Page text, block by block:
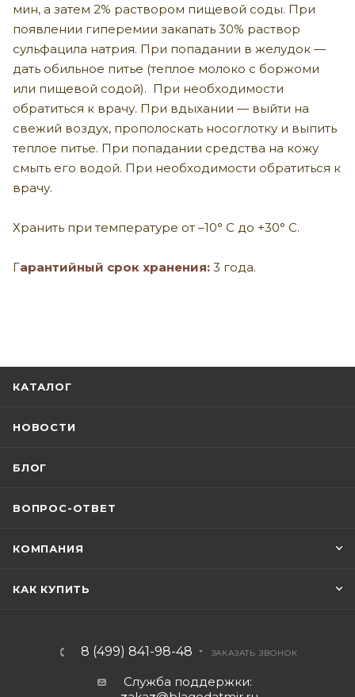
мин, а затем 2% раствором пищевой соды. При
появлении гиперемии закапать 30% раствор
сульфацила натрия. При попадании в желудок —
дать обильное питье (теплое молоко с боржоми
или пищевой содой). При необходимости
обратиться к врачу. При вдыхании — выйти на
свежий воздух, прополоскать носоглотку и выпить
теплое питье. При попадании средства на кожу
смыть его водой. При необходимости обратиться к
врачу.
Хранить при температуре от –10° С до +30° С.
Гарантийный срок хранения: 3 года.
КАТАЛОГ
НОВОСТИ
БЛОГ
ВОПРОС-ОТВЕТ
КОМПАНИЯ
КАК КУПИТЬ
8 (499) 841-98-48 ЗАКАЗАТЬ ЗВОНОК
Служба поддержки: